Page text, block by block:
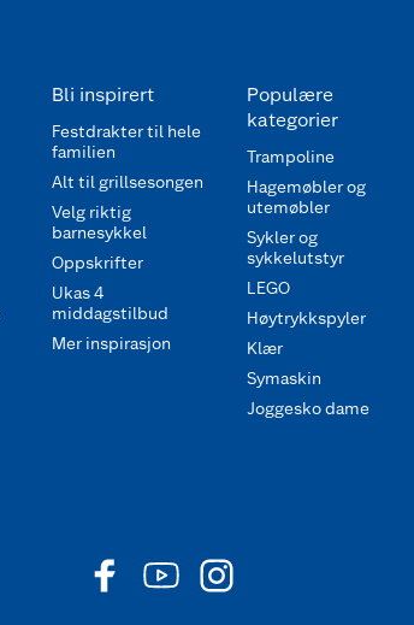
Bli inspirert
Festdrakter til hele
familien
Alt til grillsesongen
Velg riktig
barnesykkel
Oppskrifter
Ukas 4
middagstilbud
Mer inspirasjon
Populære
kategorier
Trampoline
Hagemøbler og
utemøbler
Sykler og
sykkelutstyr
LEGO
Høytrykkspyler
Klær
Symaskin
Joggesko dame